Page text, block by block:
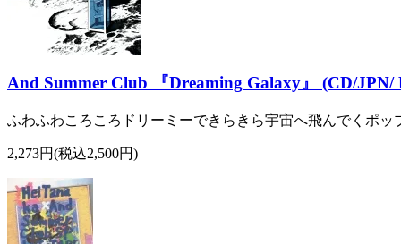
And Summer Club 『Dreaming Galaxy』 (CD/JPN/
ふわふわころころドリーミーできらきら宇宙へ飛んでくポッ
2,273円(税込2,500円)